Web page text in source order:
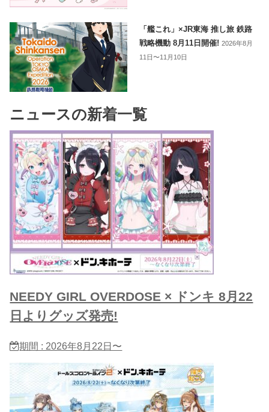
「艦これ」×JR東海 推し旅 鉄路
戦略機動 8月11日開催!2026年8月
11日〜11月10日
ニュースの新着一覧
NEEDY GIRL OVERDOSE × ドンキ 8月22
日よりグッズ発売!
期間 : 2026年8月22日〜